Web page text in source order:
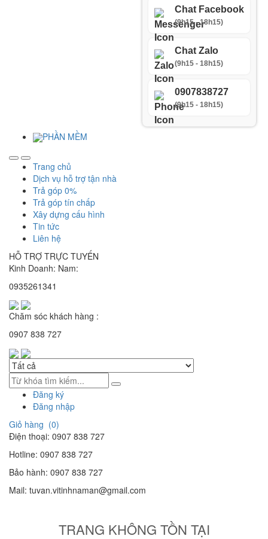
PHẦN MỀM
Trang chủ
Dịch vụ hỗ trợ tận nhà
Trả góp 0%
Trả góp tín chấp
Xây dựng cấu hình
Tin tức
Liên hệ
HỖ TRỢ TRỰC TUYẾN
Kinh Doanh: Nam:
0935261341
Chăm sóc khách hàng :
0907 838 727
Đăng ký
Đăng nhập
Giỏ hàng (0)
Điện thoại: 0907 838 727
Hotline: 0907 838 727
Bảo hành: 0907 838 727
Mail: tuvan.vitinhnaman@gmail.com
TRANG KHÔNG TỒN TẠI
Chat Facebook
(9h15 - 18h15)
Chat Zalo
(9h15 - 18h15)
0907838727
(9h15 - 18h15)